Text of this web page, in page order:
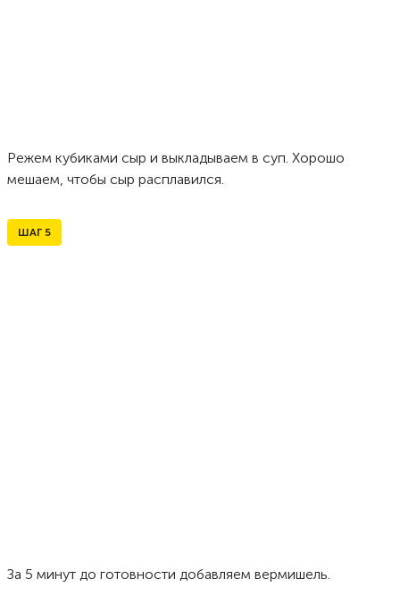
Режем кубиками сыр и выкладываем в суп. Хорошо
мешаем, чтобы сыр расплавился.
ШАГ 5
За 5 минут до готовности добавляем вермишель.